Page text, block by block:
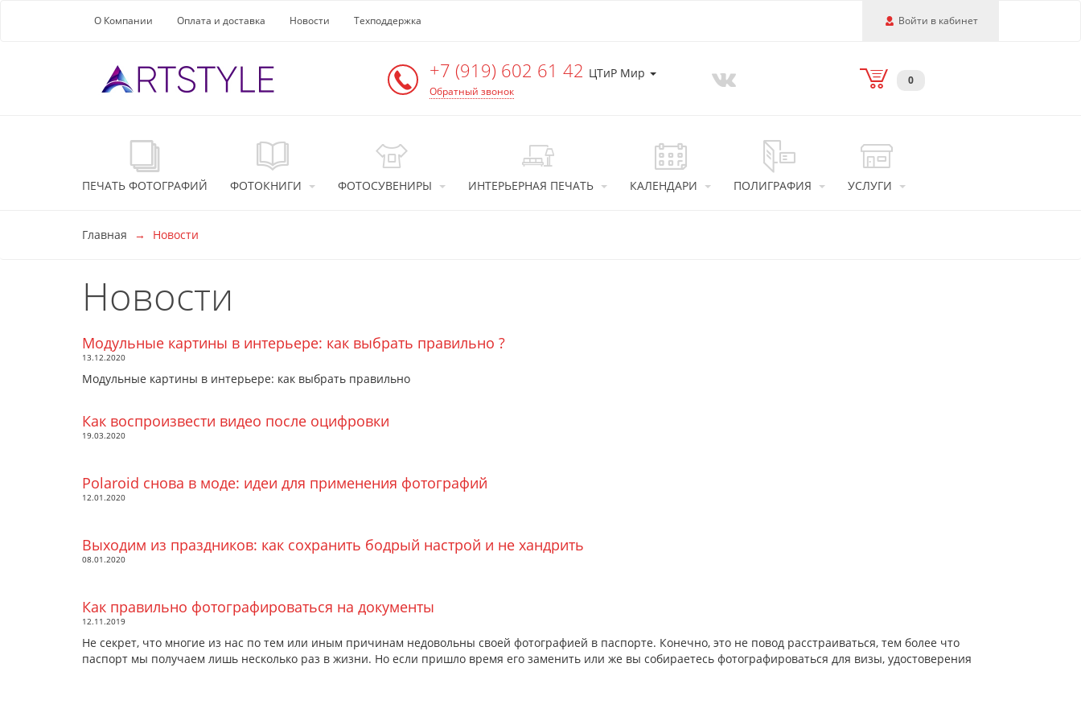
Перейти к основной информации
О Компании Оплата и доставка Новости Техподдержка Войти в кабинет
+7 (919) 602 61 42 ЦТиР Мир
Обратный звонок
0
ПЕЧАТЬ ФОТОГРАФИЙ ФОТОКНИГИ ФОТОСУВЕНИРЫ ИНТЕРЬЕРНАЯ ПЕЧАТЬ КАЛЕНДАРИ ПОЛИГРАФИЯ УСЛУГИ
Главная Новости
Новости
Модульные картины в интерьере: как выбрать правильно ?
13.12.2020
Модульные картины в интерьере: как выбрать правильно
Как воспроизвести видео после оцифровки
19.03.2020
Polaroid снова в моде: идеи для применения фотографий
12.01.2020
Выходим из праздников: как сохранить бодрый настрой и не хандрить
08.01.2020
Как правильно фотографироваться на документы
12.11.2019
Не секрет, что многие из нас по тем или иным причинам недовольны своей фотографией в паспорте. Конечно, это не повод расстраиваться, тем более что
паспорт мы получаем лишь несколько раз в жизни. Но если пришло время его заменить или же вы собираетесь фотографироваться для визы, удостоверения